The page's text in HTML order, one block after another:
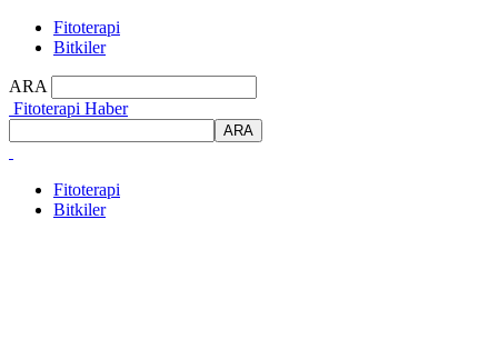
Fitoterapi
Bitkiler
ARA
Fitoterapi Haber
Fitoterapi
Bitkiler